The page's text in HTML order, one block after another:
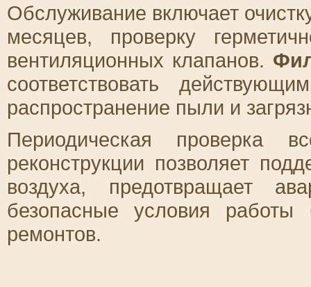
Обслуживание включает
месяцев, проверку
вентиляционных клапанов.
соответствовать
распространение пыли и
Периодическая проверка
реконструкции позволяет
воздуха, предотвращает
безопасные условия работы
ремонтов.